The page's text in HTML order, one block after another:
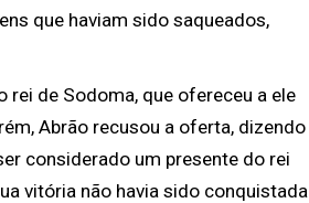
que haviam sido saqueados,
rei de Sodoma, que ofereceu a ele
Abrão recusou a oferta, dizendo
considerado um presente do rei
vitória não havia sido conquistada